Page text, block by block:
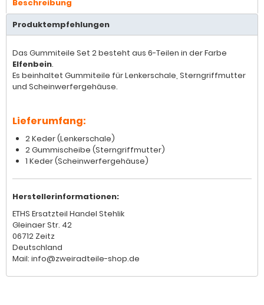
Beschreibung
Produktempfehlungen
Das Gummiteile Set 2 besteht aus 6-Teilen in der Farbe
Elfenbein.
Es beinhaltet Gummiteile für Lenkerschale, Sterngriffmutter
und Scheinwerfergehäuse.
Lieferumfang:
2 Keder (Lenkerschale)
2 Gummischeibe (Sterngriffmutter)
1 Keder (Scheinwerfergehäuse)
Herstellerinformationen:
ETHS Ersatzteil Handel Stehlik
Gleinaer Str. 42
06712 Zeitz
Deutschland
Mail: info@zweiradteile-shop.de